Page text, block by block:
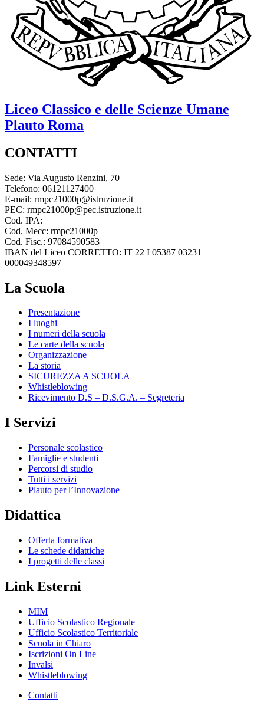
Liceo Classico e delle Scienze Umane
Plauto Roma
CONTATTI
Sede: Via Augusto Renzini, 70
Telefono: 06121127400
E-mail: rmpc21000p@istruzione.it
PEC: rmpc21000p@pec.istruzione.it
Cod. IPA:
Cod. Mecc: rmpc21000p
Cod. Fisc.: 97084590583
IBAN del Liceo CORRETTO: IT 22 I 05387 03231
000049348597
La Scuola
Presentazione
I luoghi
I numeri della scuola
Le carte della scuola
Organizzazione
La storia
SICUREZZA A SCUOLA
Whistleblowing
Ricevimento D.S – D.S.G.A. – Segreteria
I Servizi
Personale scolastico
Famiglie e studenti
Percorsi di studio
Tutti i servizi
Plauto per l’Innovazione
Didattica
Offerta formativa
Le schede didattiche
I progetti delle classi
Link Esterni
MIM
Ufficio Scolastico Regionale
Ufficio Scolastico Territoriale
Scuola in Chiaro
Iscrizioni On Line
Invalsi
Whistleblowing
Contatti